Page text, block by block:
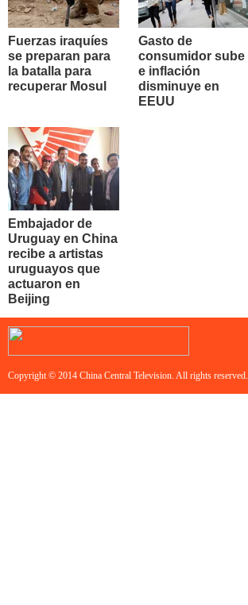
Fuerzas iraquíes
se preparan para
la batalla para
recuperar Mosul
Gasto de
consumidor sube
e inflación
disminuye en
EEUU
Embajador de
Uruguay en China
recibe a artistas
uruguayos que
actuaron en
Beijing
Copyright © 2014 China Central Television. All rights reserved.